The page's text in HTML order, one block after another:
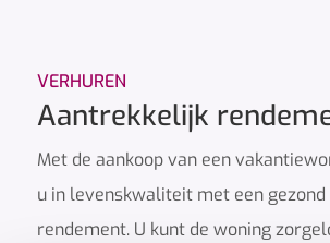
VERHUREN
Aantrekkelijk
Met de aankoop van een
u in levenskwaliteit met een
rendement. U kunt de woning